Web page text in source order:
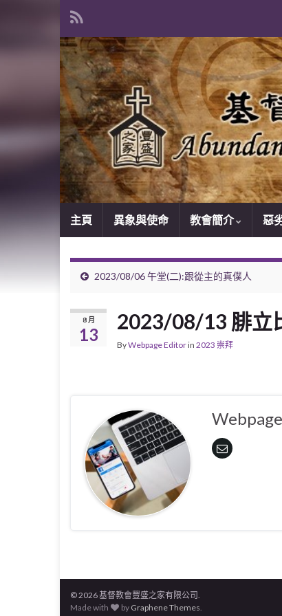
主頁 異象與使命 教會簡介 惡
2023/08/06 午堂(二):跟從主的真僕人
8 月
13
2023/08/13 腓立
ByWebpage Editorin 2023 崇拜
© 2026 基督教會豐盛之家有限公司.
Made with
by Graphene Themes